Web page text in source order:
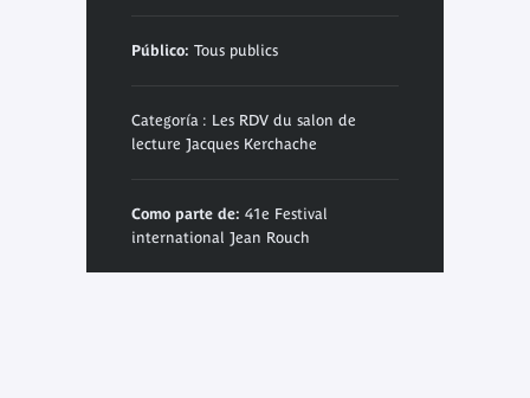
Público: Tous publics
Categoría : Les RDV du salon de
lecture Jacques Kerchache
Como parte de: 41e Festival
international Jean Rouch